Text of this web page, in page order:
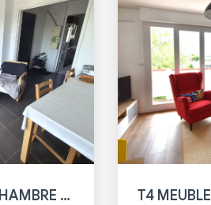
UNE DERNIERE CHAMBRE DISPONIBLE - BREST FACS POUR COLOCATION